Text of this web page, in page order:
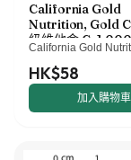
California Gold
Nutrition, Gold
級維他命 C，1,000
60 粒素食膠囊
California Gold
HK$58
加入購物車